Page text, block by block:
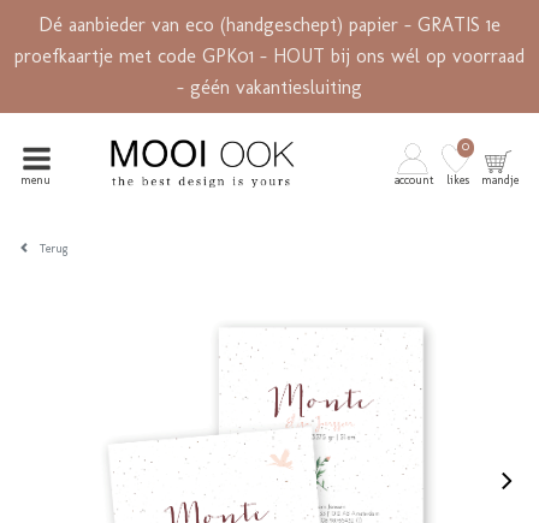
Dé aanbieder van eco (handgeschept) papier - GRATIS 1e
proefkaartje met code GPK01 - HOUT bij ons wél op voorraad
- géén vakantiesluiting
menu account likes
0
mandje
Terug